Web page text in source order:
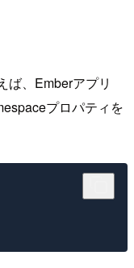
ば、Emberアプリ
プロパティを